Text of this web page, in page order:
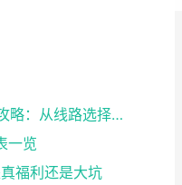
2025美国CN2云服务器购买攻略：从线路选择到实操最全指南
一览
福利还是大坑